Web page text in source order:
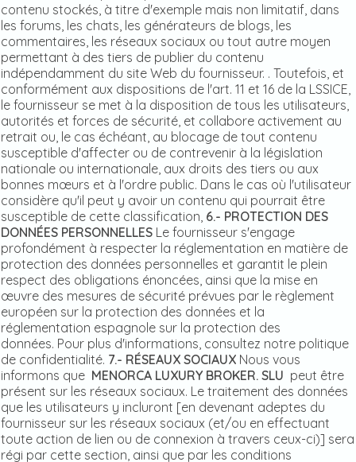
contenu stockés, à titre d'exemple mais non limitatif, dans
les forums, les chats, les générateurs de blogs, les
commentaires, les réseaux sociaux ou tout autre moyen
permettant à des tiers de publier du contenu
indépendamment du site Web du fournisseur. . Toutefois, et
conformément aux dispositions de l'art. 11 et 16 de la LSSICE,
le fournisseur se met à la disposition de tous les utilisateurs,
autorités et forces de sécurité, et collabore activement au
retrait ou, le cas échéant, au blocage de tout contenu
susceptible d'affecter ou de contrevenir à la législation
nationale ou internationale, aux droits des tiers ou aux
bonnes mœurs et à l'ordre public. Dans le cas où l'utilisateur
considère qu'il peut y avoir un contenu qui pourrait être
susceptible de cette classification, 6.- PROTECTION DES
DONNÉES PERSONNELLES Le fournisseur s'engage
profondément à respecter la réglementation en matière de
protection des données personnelles et garantit le plein
respect des obligations énoncées, ainsi que la mise en
œuvre des mesures de sécurité prévues par le règlement
européen sur la protection des données et la
réglementation espagnole sur la protection des
données. Pour plus d'informations, consultez notre politique
de confidentialité. 7.- RÉSEAUX SOCIAUX Nous vous
informons que MENORCA LUXURY BROKER. SLU peut être
présent sur les réseaux sociaux. Le traitement des données
que les utilisateurs y incluront [en devenant adeptes du
fournisseur sur les réseaux sociaux (et/ou en effectuant
toute action de lien ou de connexion à travers ceux-ci)] sera
régi par cette section, ainsi que par les conditions